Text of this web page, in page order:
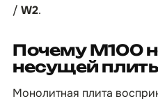
/ W2.
Почему М100
несущей
Монолитная плита